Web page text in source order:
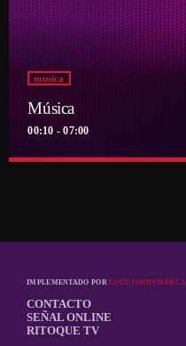
musica
Música
00:10 - 07:00
Música
IMPLEMENTADO PORLOCUTORDEMARCA
CONTACTO
SEÑAL ONLINE
RITOQUE TV